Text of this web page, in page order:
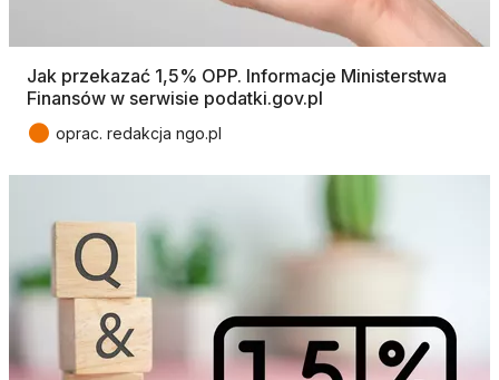
Jak przekazać 1,5% OPP. Informacje Ministerstwa
Finansów w serwisie podatki.gov.pl
● oprac. redakcja ngo.pl